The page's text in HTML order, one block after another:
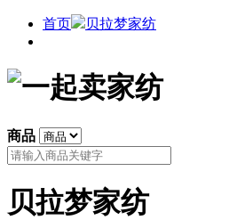
首页 贝拉梦家纺
商品
贝拉梦家纺